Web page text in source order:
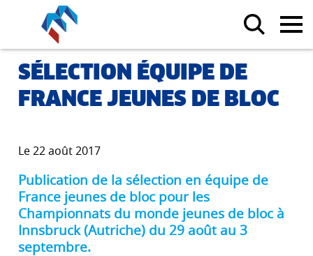
SÉLECTION ÉQUIPE DE
FRANCE JEUNES DE BLOC
Le 22 août 2017
Publication de la sélection en équipe de
France jeunes de bloc pour les
Championnats du monde jeunes de bloc à
Innsbruck (Autriche) du 29 août au 3
septembre.